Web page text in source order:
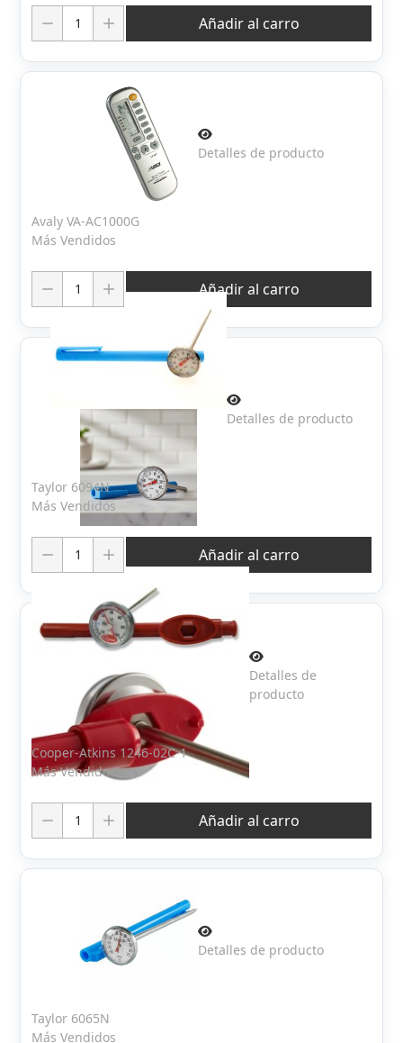
Añadir al carro
Detalles de producto
Avaly VA-AC1000G
Más Vendidos
Añadir al carro
Detalles de producto
Taylor 6094N
Más Vendidos
Añadir al carro
Detalles de
producto
Cooper-Atkins 1246-02C-1
Más Vendidos
Añadir al carro
Detalles de producto
Taylor 6065N
Más Vendidos